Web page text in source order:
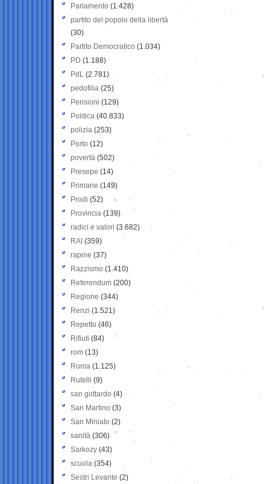
Parlamento (1.428)
partito del popolo della libertà
(30)
Partito Democratico (1.034)
PD (1.188)
PdL (2.781)
pedofilia (25)
Pensioni (129)
Politica (40.833)
polizia (253)
Porto (12)
povertà (502)
Presepe (14)
Primarie (149)
Prodi (52)
Provincia (139)
radici e valori (3.682)
RAI (359)
rapine (37)
Razzismo (1.410)
Referendum (200)
Regione (344)
Renzi (1.521)
Repetto (46)
Rifiuti (84)
rom (13)
Roma (1.125)
Rutelli (9)
san gottardo (4)
San Martino (3)
San Miniato (2)
sanità (306)
Sarkozy (43)
scuola (354)
Sestri Levante (2)